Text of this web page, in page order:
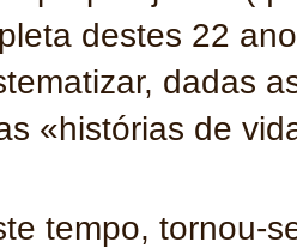
destes 22
dadas
«histórias de
tempo, tornou-